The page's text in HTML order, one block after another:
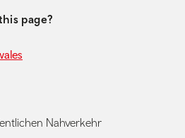
page?
Nahverkehr